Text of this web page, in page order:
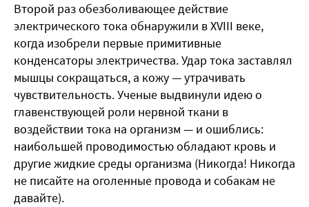
Второй раз обезболивающее действие
электрического тока обнаружили в XVIII веке,
когда изобрели первые примитивные
конденсаторы электричества. Удар тока заставлял
мышцы сокращаться, а кожу — утрачивать
чувствительность. Ученые выдвинули идею о
главенствующей роли нервной ткани в
воздействии тока на организм — и ошиблись:
наибольшей проводимостью обладают кровь и
другие жидкие среды организма (Никогда! Никогда
не писайте на оголенные провода и собакам не
давайте).